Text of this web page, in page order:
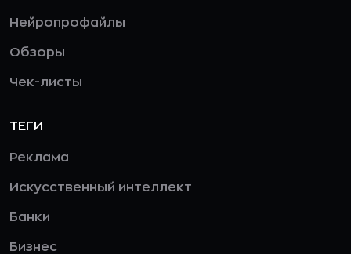
Нейропрофайлы
Обзоры
Чек-листы
ТЕГИ
Реклама
Искусственный интеллект
Банки
Бизнес